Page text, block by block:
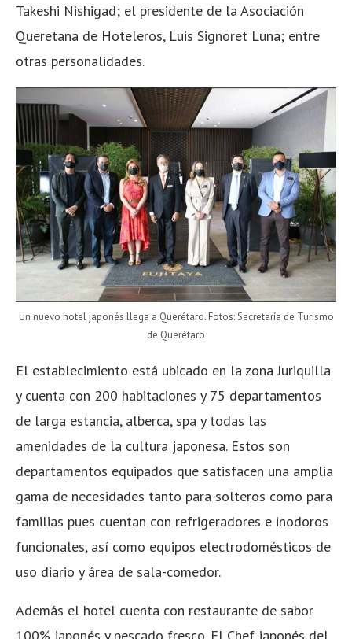
Takeshi Nishigad; el presidente de la Asociación
Queretana de Hoteleros, Luis Signoret Luna; entre
otras personalidades.
Un nuevo hotel japonés llega a Querétaro. Fotos: Secretaría de Turismo
de Querétaro
El establecimiento está ubicado en la zona Juriquilla
y cuenta con 200 habitaciones y 75 departamentos
de larga estancia, alberca, spa y todas las
amenidades de la cultura japonesa. Estos son
departamentos equipados que satisfacen una amplia
gama de necesidades tanto para solteros como para
familias pues cuentan con refrigeradores e inodoros
funcionales, así como equipos electrodomésticos de
uso diario y área de sala-comedor.
Además el hotel cuenta con restaurante de sabor
100% japonés y pescado fresco. El Chef japonés del